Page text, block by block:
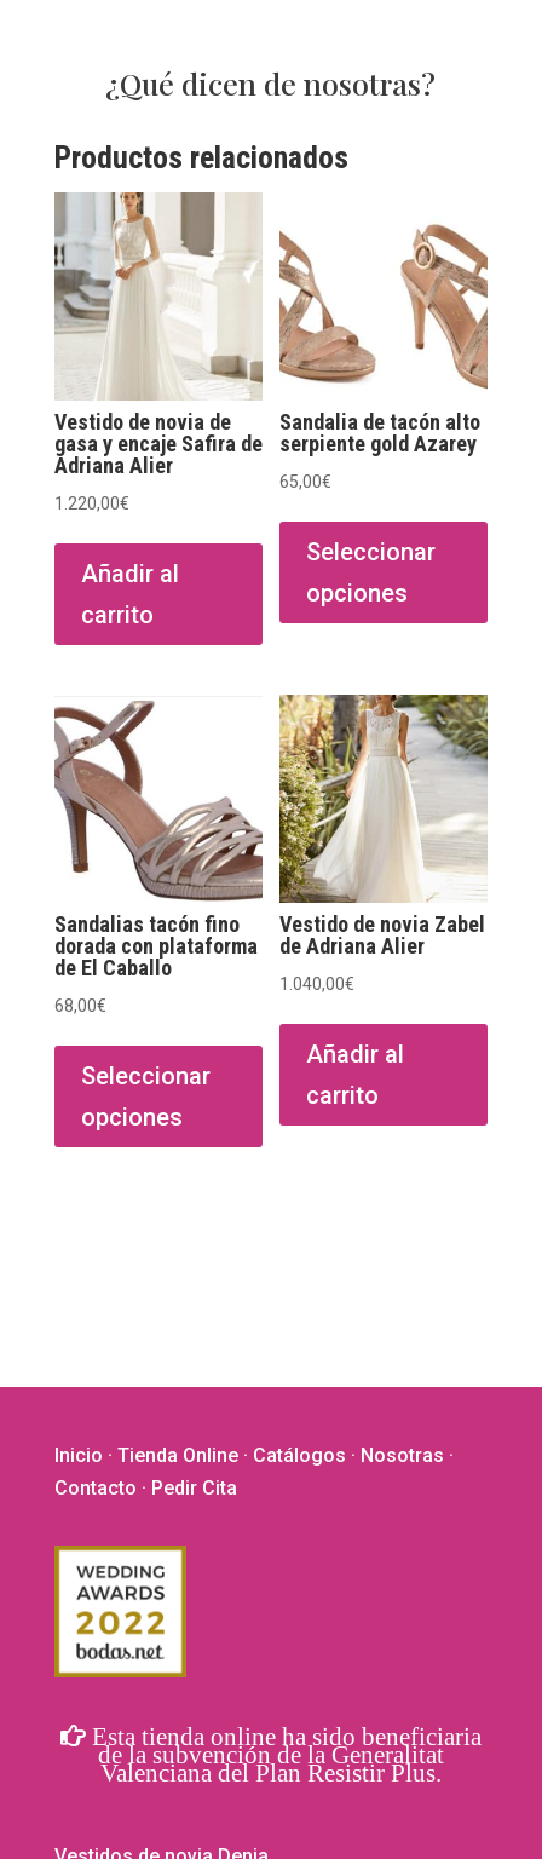
¿Qué dicen de nosotras?
Productos relacionados
Vestido de novia de
gasa y encaje Safira de
Adriana Alier
1.220,00€
Añadir al
carrito
Sandalia de tacón alto
serpiente gold Azarey
65,00€
Seleccionar
opciones
se
en
Sandalias tacón fino
dorada con plataforma
de El Caballo
68,00€
Seleccionar
opciones
producto
múltiples
la
de
Vestido de novia Zabel
de Adriana Alier
1.040,00€
Añadir al
carrito
Inicio · Tienda Online· Catálogos · Nosotras ·
Contacto · Pedir Cita
Esta tienda online ha sido beneficiaria
de la subvención de la Generalitat
Valenciana del Plan Resistir Plus.